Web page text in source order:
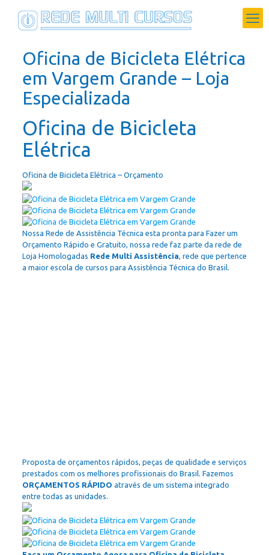
Oficina de Bicicleta Elétrica
em Vargem Grande – Loja
Especializada
Oficina de Bicicleta
Elétrica
Oficina de Bicicleta Elétrica – Orçamento
Nossa Rede de Assistência Técnica esta pronta para Fazer um
Orçamento Rápido e Gratuito, nossa rede faz parte da rede de
Loja Homologadas Rede Multi Assistência, rede que pertence
a maior escola de cursos para Assistência Técnica do Brasil.
Proposta de orçamentos rápidos, peças de qualidade e serviços
prestados com os melhores profissionais do Brasil. Fazemos
ORÇAMENTOS RÁPIDO através de um sistema integrado
entre todas as unidades.